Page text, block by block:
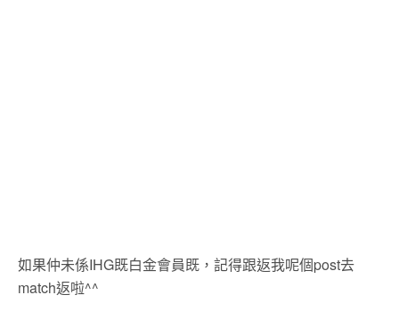
如果仲未係IHG既白金會員既，記得跟返我呢個post去
match返啦^^